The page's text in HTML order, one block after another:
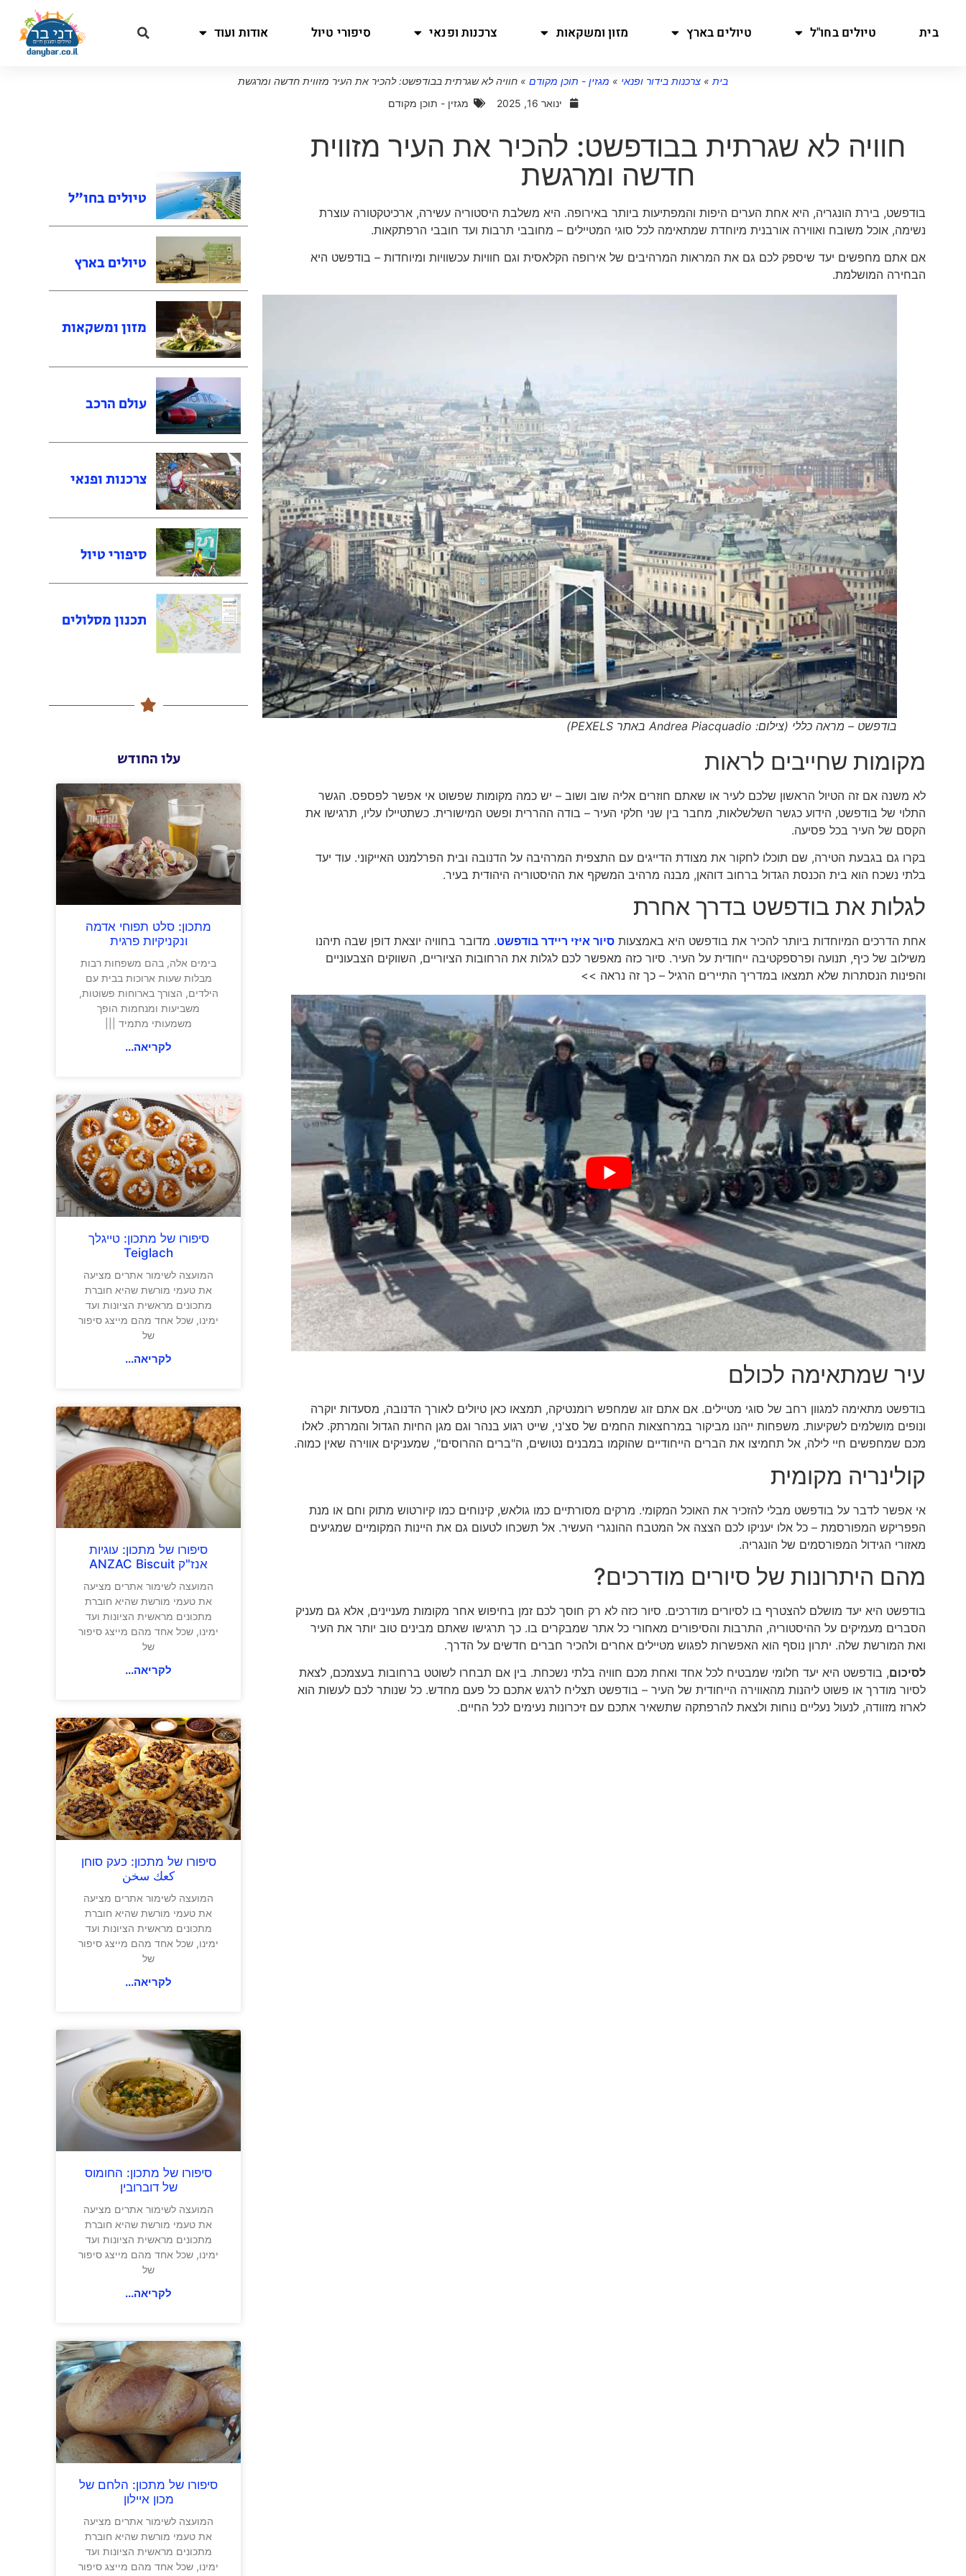
בית טיולים בחו"ל טיולים בארץ מזון ומשקאות צרכנות ופנאי סיפורי טיול אודות ועוד
בית » צרכנות בידור ופנאי » מגזין - תוכן מקודם » חוויה לא שגרתית בבודפשט: להכיר את העיר מזווית חדשה ומרגשת
ינואר 16, 2025
מגזין - תוכן מקודם
חוויה לא שגרתית בבודפשט: להכיר את העיר מזווית
חדשה ומרגשת
בודפשט, בירת הונגריה, היא אחת הערים היפות והמפתיעות ביותר באירופה. היא משלבת היסטוריה עשירה, ארכיטקטורה עוצרת
נשימה, אוכל משובח ואווירה אורבנית מיוחדת שמתאימה לכל סוגי המטיילים – מחובבי תרבות ועד חובבי הרפתקאות.
אם אתם מחפשים יעד שיספק לכם גם את המראות המרהיבים של אירופה הקלאסית וגם חוויות עכשוויות ומיוחדות – בודפשט היא
הבחירה המושלמת.
בודפשט – מראה כללי (צילום: Andrea Piacquadio באתר PEXELS)
מקומות שחייבים לראות
לא משנה אם זה הטיול הראשון שלכם לעיר או שאתם חוזרים אליה שוב ושוב – יש כמה מקומות שפשוט אי אפשר לפספס. הגשר
התלוי של בודפשט, הידוע כגשר השלשלאות, מחבר בין שני חלקי העיר – בודה ההררית ופשט המישורית. כשתטיילו עליו, תרגישו את
הקסם של העיר בכל פסיעה.
בקרו גם בגבעת הטירה, שם תוכלו לחקור את מצודת הדייגים עם התצפית המרהיבה על הדנובה ובית הפרלמנט האייקוני. עוד יעד
בלתי נשכח הוא בית הכנסת הגדול ברחוב דוהאן, מבנה מרהיב המשקף את ההיסטוריה היהודית בעיר.
לגלות את בודפשט בדרך אחרת
אחת הדרכים המיוחדות ביותר להכיר את בודפשט היא באמצעותסיור איזי ריידר בודפשט. מדובר בחוויה יוצאת דופן שבה תיהנו
משילוב של כיף, תנועה ופרספקטיבה ייחודית על העיר. סיור כזה מאפשר לכם לגלות את הרחובות הציוריים, השווקים הצבעוניים
והפינות הנסתרות שלא תמצאו במדריך התיירים הרגיל – כך זה נראה >>
עיר שמתאימה לכולם
בודפשט מתאימה למגוון רחב של סוגי מטיילים. אם אתם זוג שמחפש רומנטיקה, תמצאו כאן טיולים לאורך הדנובה, מסעדות יוקרה
ונופים מושלמים לשקיעות. משפחות ייהנו מביקור במרחצאות החמים של סצ'ני, שייט רגוע בנהר וגם מגן החיות הגדול והמרתק. לאלו
מכם שמחפשים חיי לילה, אל תחמיצו את הברים הייחודיים שהוקמו במבנים נטושים, ה"ברים ההרוסים", שמעניקים אווירה שאין כמוה.
קולינריה מקומית
אי אפשר לדבר על בודפשט מבלי להזכיר את האוכל המקומי. מרקים מסורתיים כמו גולאש, קינוחים כמו קיורטוש מתוק וחם או מנת
הפפריקש המפורסמת – כל אלו יעניקו לכם הצצה אל המטבח ההונגרי העשיר. אל תשכחו לטעום גם את היינות המקומיים שמגיעים
מאזורי הגידול המפורסמים של הונגריה.
מהם היתרונות של סיורים מודרכים?
בודפשט היא יעד מושלם להצטרף בו לסיורים מודרכים. סיור כזה לא רק חוסך לכם זמן בחיפוש אחר מקומות מעניינים, אלא גם מעניק
הסברים מעמיקים על ההיסטוריה, התרבות והסיפורים מאחורי כל אתר שמבקרים בו. כך תרגישו שאתם מבינים טוב יותר את העיר
ואת המורשת שלה. יתרון נוסף הוא האפשרות לפגוש מטיילים אחרים ולהכיר חברים חדשים על הדרך.
לסיכום, בודפשט היא יעד חלומי שמבטיח לכל אחד ואחת מכם חוויה בלתי נשכחת. בין אם תבחרו לשוטט ברחובות בעצמכם, לצאת
לסיור מודרך או פשוט ליהנות מהאווירה הייחודית של העיר – בודפשט תצליח לרגש אתכם כל פעם מחדש. כל שנותר לכם לעשות הוא
לארוז מזוודה, לנעול נעליים נוחות ולצאת להרפתקה שתשאיר אתכם עם זיכרונות נעימים לכל החיים.
טיולים בחו"ל
טיולים בארץ
מזון ומשקאות
עולם הרכב
צרכנות ופנאי
סיפורי טיול
תכנון מסלולים
עלו החודש
מתכון: סלט תפוחי אדמה
ונקניקיות פרגית
בימים אלה, בהם משפחות רבות
מבלות שעות ארוכות בבית עם
הילדים, הצורך בארוחות פשוטות,
משביעות ומנחמות הופך
משמעותי מתמיד |||
לקריאה...
סיפורו של מתכון: טייגלך
Teiglach
המועצה לשימור אתרים מציעה
את טעמי מורשת שהיא חוברת
מתכונים מראשית הציונות ועד
ימינו, שכל אחד מהם מייצג סיפור
של
לקריאה...
סיפורו של מתכון: עוגיות
אנז"ק ANZAC Biscuit
המועצה לשימור אתרים מציעה
את טעמי מורשת שהיא חוברת
מתכונים מראשית הציונות ועד
ימינו, שכל אחד מהם מייצג סיפור
של
לקריאה...
סיפורו של מתכון: כעק סוחן
كعك سخن
המועצה לשימור אתרים מציעה
את טעמי מורשת שהיא חוברת
מתכונים מראשית הציונות ועד
ימינו, שכל אחד מהם מייצג סיפור
של
לקריאה...
סיפורו של מתכון: החומוס
של דוברובין
המועצה לשימור אתרים מציעה
את טעמי מורשת שהיא חוברת
מתכונים מראשית הציונות ועד
ימינו, שכל אחד מהם מייצג סיפור
של
לקריאה...
סיפורו של מתכון: הלחם של
מכון איילון
המועצה לשימור אתרים מציעה
את טעמי מורשת שהיא חוברת
מתכונים מראשית הציונות ועד
ימינו, שכל אחד מהם מייצג סיפור